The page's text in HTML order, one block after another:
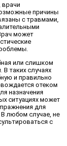
врачи
причины
с травмами,
может
или слишком
таких случаях
и правильно
отеком
назначения
ситуациях может
для
любом случае, не
с